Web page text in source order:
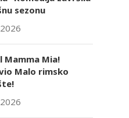
sezonu
Mamma Mia!
Malo rimsko